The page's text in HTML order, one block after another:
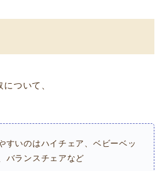
ついて、
すいのはハイチェア、ベビーベッ
バランスチェアなど